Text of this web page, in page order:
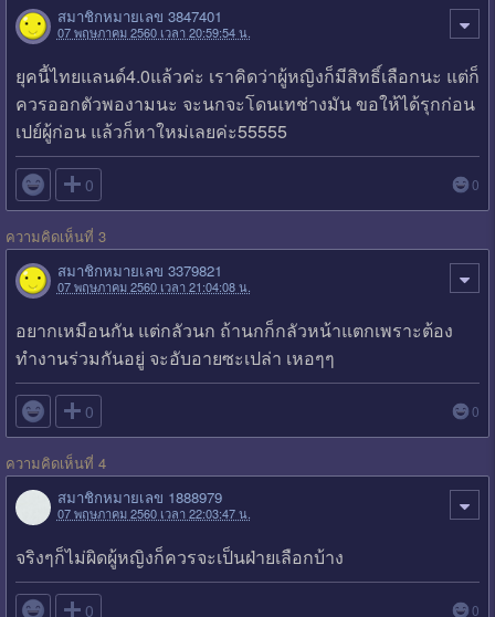
สมาชิกหมายเลข 3847401
07 พฤษภาคม 2560 เวลา 20:59:54 น.
ยุคนี้ไทยแลนด์4.0แล้วค่ะ เราคิดว่าผู้หญิงก็มีสิทธิ์เลือกนะ แต่ก็
ควรออกตัวพองามนะ จะนกจะโดนเทช่างมัน ขอให้ได้รุกก่อน
เปย์ผู้ก่อน แล้วก็หาใหม่เลยค่ะ55555
 0 0
ความคิดเห็นที่ 3
สมาชิกหมายเลข 3379821
07 พฤษภาคม 2560 เวลา 21:04:08 น.
อยากเหมือนกัน แต่กลัวนก ถ้านกก็กลัวหน้าแตกเพราะต้อง
ทำงานร่วมกันอยู่ จะอับอายซะเปล่า เหอๆๆ
 0 0
ความคิดเห็นที่ 4
สมาชิกหมายเลข 1888979
07 พฤษภาคม 2560 เวลา 22:03:47 น.
จริงๆก็ไม่ผิดผู้หญิงก็ควรจะเป็นฝ่ายเลือกบ้าง
 0 0